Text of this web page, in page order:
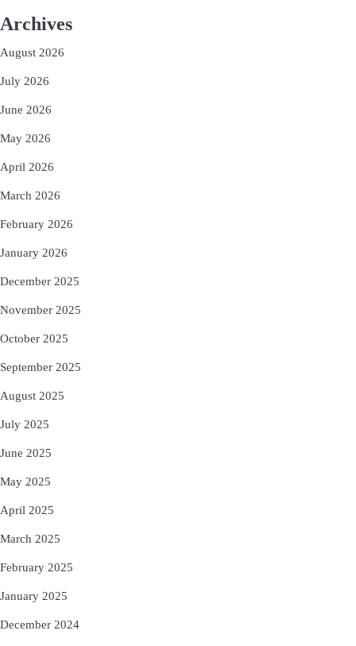
Archives
August 2026
July 2026
June 2026
May 2026
April 2026
March 2026
February 2026
January 2026
December 2025
November 2025
October 2025
September 2025
August 2025
July 2025
June 2025
May 2025
April 2025
March 2025
February 2025
January 2025
December 2024